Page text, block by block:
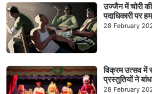
उज्जैन में चोरी
पदाधिकारी पर
28 February
विक्रम उत्सव में
प्रस्तुतियों ने
28 February